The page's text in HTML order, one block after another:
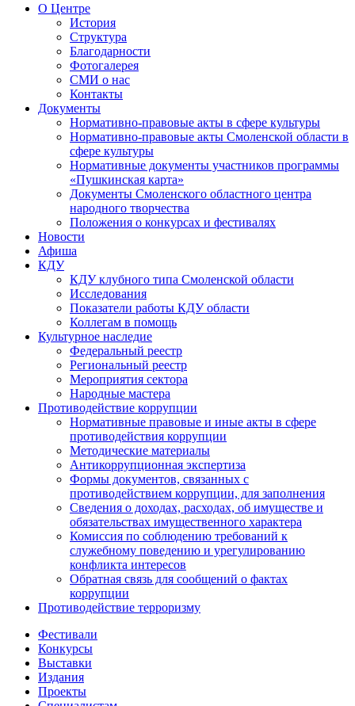
О Центре
История
Структура
Благодарности
Фотогалерея
СМИ о нас
Контакты
Документы
Нормативно-правовые акты в сфере культуры
Нормативно-правовые акты Смоленской области в
сфере культуры
Нормативные документы участников программы
«Пушкинская карта»
Документы Смоленского областного центра
народного творчества
Положения о конкурсах и фестивалях
Новости
Афиша
КДУ
КДУ клубного типа Смоленской области
Исследования
Показатели работы КДУ области
Коллегам в помощь
Культурное наследие
Федеральный реестр
Региональный реестр
Мероприятия сектора
Народные мастера
Противодействие коррупции
Нормативные правовые и иные акты в сфере
противодействия коррупции
Методические материалы
Антикоррупционная экспертиза
Формы документов, связанных с
противодействием коррупции, для заполнения
Сведения о доходах, расходах, об имуществе и
обязательствах имущественного характера
Комиссия по соблюдению требований к
служебному поведению и урегулированию
конфликта интересов
Обратная связь для сообщений о фактах
коррупции
Противодействие терроризму
Фестивали
Конкурсы
Выставки
Издания
Проекты